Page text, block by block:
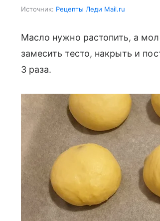
Источник: Рецепты Леди Mail.ru
Масло нужно растопить, а
замесить тесто, накрыть и
3 раза.